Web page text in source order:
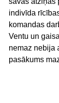
indivīda
komandas
Ventu un
nemaz nebija
pasākums